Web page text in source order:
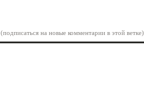
(подписаться на новые комментарии в этой ветке)